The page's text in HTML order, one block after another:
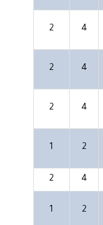
4
2
4
2
4
2
2
1
4
2
2
1